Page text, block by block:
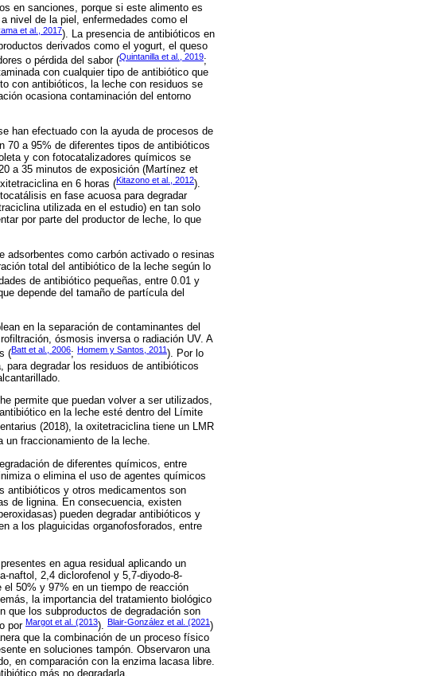
en sanciones, porque si este alimento es
nivel de la piel, enfermedades como el
et al., 2017). La presencia de antibióticos en
derivados como el yogurt, el queso
o pérdida del sabor (Quintanilla et al., 2019;
con cualquier tipo de antibiótico que
con antibióticos, la leche con residuos se
ocasiona contaminación del entorno
han efectuado con la ayuda de procesos de
70 a 95% de diferentes tipos de antibióticos
y con fotocatalizadores químicos se
a 35 minutos de exposición (Martínez et
en 6 horas (Kitazono et al., 2012).
en fase acuosa para degradar
utilizada en el estudio) en tan solo
por parte del productor de leche, lo que
adsorbentes como carbón activado o resinas
total del antibiótico de la leche según lo
de antibiótico pequeñas, entre 0.01 y
depende del tamaño de partícula del
en la separación de contaminantes del
ósmosis inversa o radiación UV. A
(Batt et al., 2006; Homem y Santos, 2011). Por lo
degradar los residuos de antibióticos
permite que puedan volver a ser utilizados,
en la leche esté dentro del Límite
(2018), la oxitetraciclina tiene un LMR
un fraccionamiento de la leche.
de diferentes químicos, entre
o elimina el uso de agentes químicos
antibióticos y otros medicamentos son
de lignina. En consecuencia, existen
pueden degradar antibióticos y
a los plaguicidas organofosforados, entre
en agua residual aplicando un
naftol, 2,4 diclorofenol y 5,7-diyodo-8-
50% y 97% en un tiempo de reacción
la importancia del tratamiento biológico
que los subproductos de degradación son
por Margot et al. (2013). Blair-González et al. (2021)
que la combinación de un proceso físico
en soluciones tampón. Observaron una
en comparación con la enzima lacasa libre.
más no degradarla.